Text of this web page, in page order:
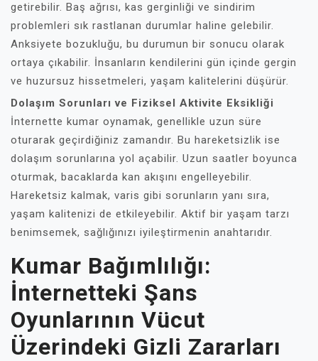
getirebilir. Baş ağrısı, kas gerginliği ve sindirim
problemleri sık rastlanan durumlar haline gelebilir.
Anksiyete bozukluğu, bu durumun bir sonucu olarak
ortaya çıkabilir. İnsanların kendilerini gün içinde gergin
ve huzursuz hissetmeleri, yaşam kalitelerini düşürür.
Dolaşım Sorunları ve Fiziksel Aktivite Eksikliği
İnternette kumar oynamak, genellikle uzun süre
oturarak geçirdiğiniz zamandır. Bu hareketsizlik ise
dolaşım sorunlarına yol açabilir. Uzun saatler boyunca
oturmak, bacaklarda kan akışını engelleyebilir.
Hareketsiz kalmak, varis gibi sorunların yanı sıra,
yaşam kalitenizi de etkileyebilir. Aktif bir yaşam tarzı
benimsemek, sağlığınızı iyileştirmenin anahtarıdır.
Kumar Bağımlılığı:
İnternetteki Şans
Oyunlarının Vücut
Üzerindeki Gizli Zararları